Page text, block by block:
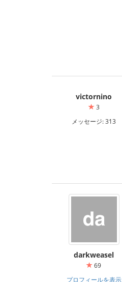
victornino
3
メッセージ: 313
darkweasel
69
プロフィールを表示